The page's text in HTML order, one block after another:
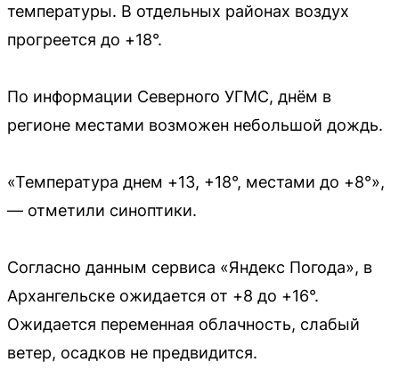
температуры. В отдельных районах воздух
прогреется до +18°.
По информации Северного УГМС, днём в
регионе местами возможен небольшой дождь.
«Температура днем +13, +18°, местами до +8°»,
— отметили синоптики.
Согласно данным сервиса «Яндекс Погода», в
Архангельске ожидается от +8 до +16°.
Ожидается переменная облачность, слабый
ветер, осадков не предвидится.